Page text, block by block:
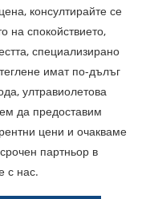
консултирайте се
на спокойствието,
специализирано
имат по-дълъг
ултравиолетова
да предоставим
цени и очакваме
партньор в
с нас.